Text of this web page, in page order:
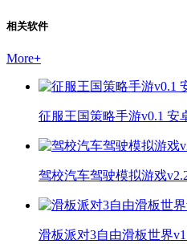
相关软件
More+
征服王国策略手游v0.1 安
驾校汽车驾驶模拟游戏
滑板派对3自由滑板世界